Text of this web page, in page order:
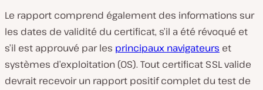
Le rapport comprend également des informations sur
les dates de validité du certificat, s’il a été révoqué et
s’il est approuvé par les principaux navigateurs et
systèmes d’exploitation (OS). Tout certificat SSL valide
devrait recevoir un rapport positif complet du test de